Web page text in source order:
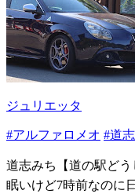
ジュリエッタ
#アルファロメオ #道
道志みち【道の駅ど
眠いけど7時前なのに